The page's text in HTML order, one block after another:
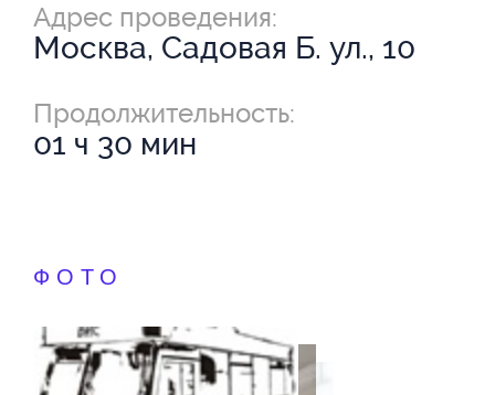
Адрес проведения:
Москва, Садовая Б. ул., 10
Продолжительность:
01 ч 30 мин
ФОТО